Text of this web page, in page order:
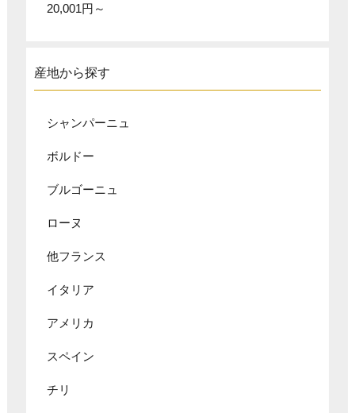
20,001円～
産地から探す
シャンパーニュ
ボルドー
ブルゴーニュ
ローヌ
他フランス
イタリア
アメリカ
スペイン
チリ